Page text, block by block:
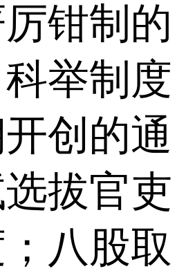
钳制的
举制度
创的通
拔官吏
八股取